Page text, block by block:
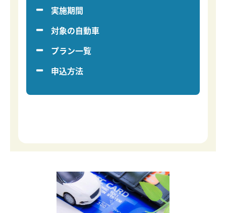
実施期間
対象の自動車
プラン一覧
申込方法